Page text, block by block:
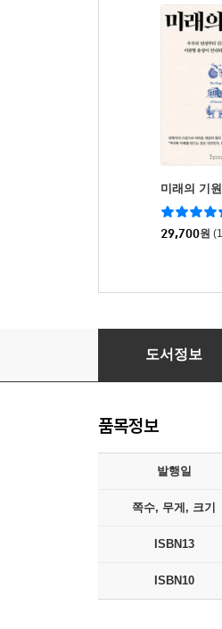
미래의 기원
29,700원
데이터는 예측하지
도서정보
품목정보
발행일
쪽수, 무게, 크기
ISBN13
ISBN10